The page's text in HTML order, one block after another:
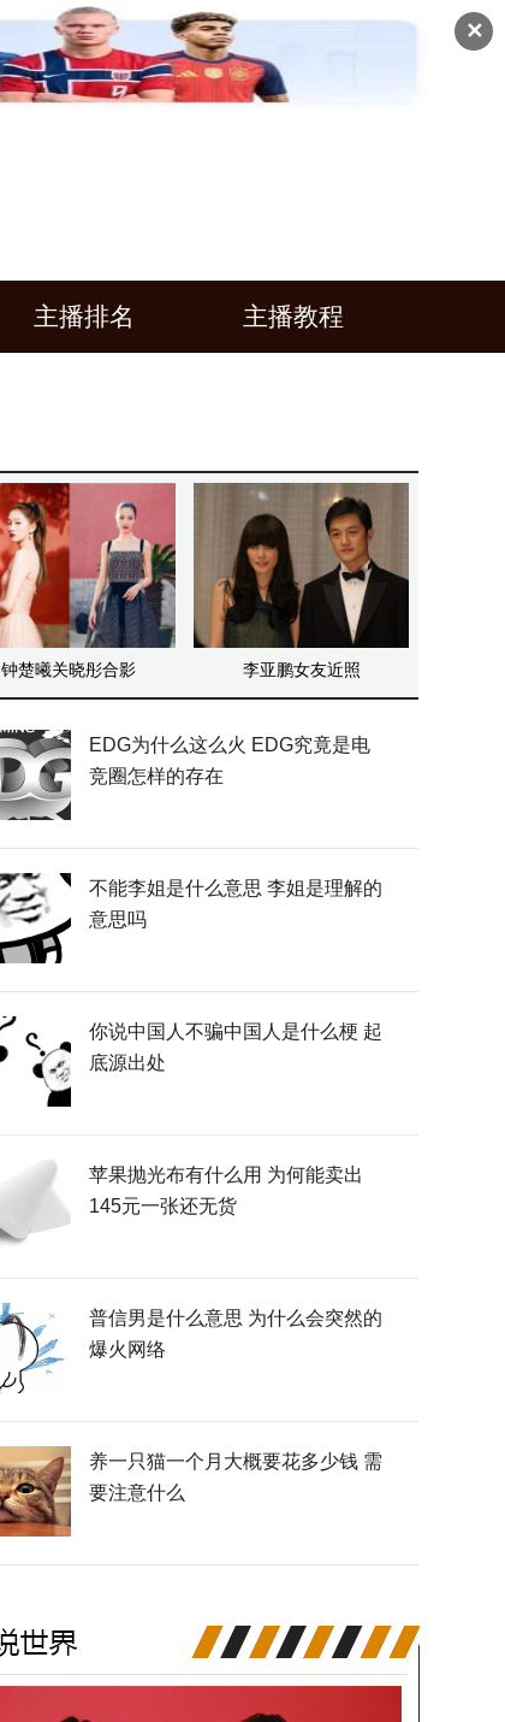
✕
主播排名 主播教程
钟楚曦关晓彤合影 李亚鹏女友近照
EDG为什么这么火 EDG究竟是电
竞圈怎样的存在
不能李姐是什么意思 李姐是理解的
意思吗
你说中国人不骗中国人是什么梗 起
底源出处
苹果抛光布有什么用 为何能卖出
145元一张还无货
普信男是什么意思 为什么会突然的
爆火网络
养一只猫一个月大概要花多少钱 需
要注意什么